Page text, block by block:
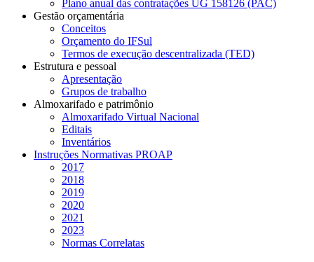
Plano anual das contratações UG 158126 (PAC)
Gestão orçamentária
Conceitos
Orçamento do IFSul
Termos de execução descentralizada (TED)
Estrutura e pessoal
Apresentação
Grupos de trabalho
Almoxarifado e patrimônio
Almoxarifado Virtual Nacional
Editais
Inventários
Instruções Normativas PROAP
2017
2018
2019
2020
2021
2023
Normas Correlatas